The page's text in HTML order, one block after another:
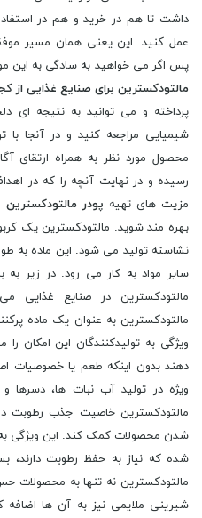
داشت تا هم در خرید و هم در
عمل کنید. این یعنی همان مسیر
پس اگر می خواهید به سادگی به این
مالتودکسترین برای صنایع غذایی از
پرداخته و می توانید به نتیجه ای
شیمیایی مراجعه کنید و در آنجا با
محصول مورد نظر به همراه ارتقای
رسیده و در نهایت آنچه را که در
مزیت های تهیه پودر
بهره مند شوید. مالتودکسترین یک
نشاسته تولید می شود. این ماده به
سایر مواد به کار می رود. در زیر
مالتودکسترین در صنایع غذایی
مالتودکسترین به عنوان یک ماده
ویژگی به تولیدکنندگان این امکان
دهند بدون اینکه طعم یا خصوصیات
ویژه در تولید آب نبات ها،
مالتودکسترین خاصیت جذب رطوبت
شدن محصولات کمک کند. این ویژگی
شده که نیاز به حفظ رطوبت دارند،
مالتودکسترین نه تنها به محصولات
شیرینی ملایمی نیز به آن ها